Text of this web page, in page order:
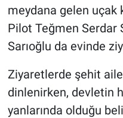
meydana gelen uçak
Pilot Teğmen Serdar
Sarıoğlu da evinde
Ziyaretlerde şehit
dinlenirken, devletin
yanlarında olduğu